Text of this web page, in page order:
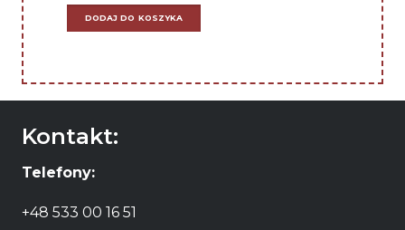
DODAJ DO KOSZYKA
Kontakt:
Telefony:
+48 533 00 16 51